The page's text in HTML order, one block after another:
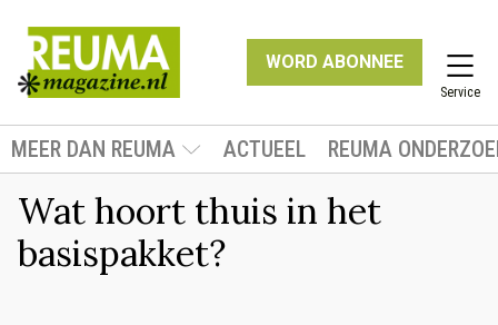
WORD ABONNEE
Service
MEER DAN REUMA ACTUEEL REUMA
Wat hoort thuis in het
basispakket?